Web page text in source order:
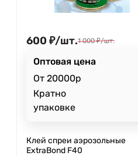
600 ₽/шт.1 000 ₽/шт.
Оптовая цена
От 20000р
Кратно
упаковке
Клей спреи аэрозольные
ExtraBond F40